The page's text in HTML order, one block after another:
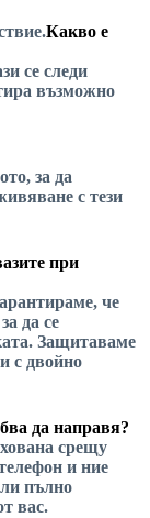
Какво е
се следи
възможно
за да
с тези
при
че
да се
Защитаваме
с двойно
да направя?
срещу
и ние
пълно
вас.